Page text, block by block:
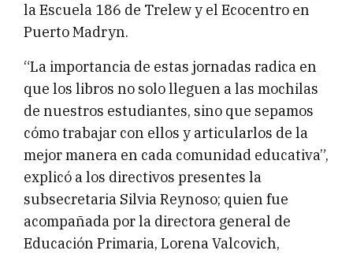
la Escuela 186 de Trelew y el Ecocentro en
Puerto Madryn.
“La importancia de estas jornadas radica en
que los libros no solo lleguen a las mochilas
de nuestros estudiantes, sino que sepamos
cómo trabajar con ellos y articularlos de la
mejor manera en cada comunidad educativa”,
explicó a los directivos presentes la
subsecretaria Silvia Reynoso; quien fue
acompañada por la directora general de
Educación Primaria, Lorena Valcovich,